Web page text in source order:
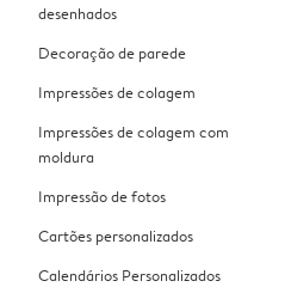
desenhados
Decoração de parede
Impressões de colagem
Impressões de colagem com
moldura
Impressão de fotos
Cartões personalizados
Calendários Personalizados